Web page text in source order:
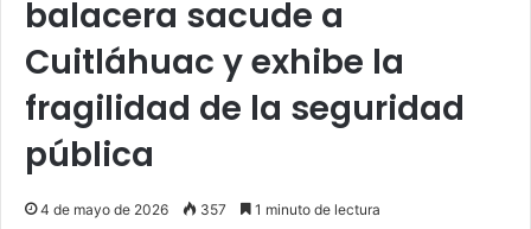
balacera sacude a
Cuitláhuac y exhibe la
fragilidad de la seguridad
pública
4 de mayo de 2026 357 1 minuto de lectura